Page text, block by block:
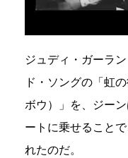
ジュディ・ガーラ
ド・ソングの「虹
ボウ）」を、ジー
ートに乗せること
れたのだ。